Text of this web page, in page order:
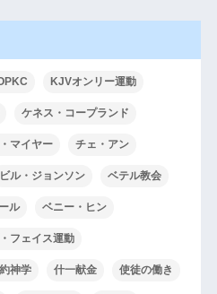
KJVオンリー運動
ケネス・コープランド
マイヤー チェ・アン
ビル・ジョンソン ベテル教会
ル ベニー・ヒン
フェイス運動
神学 什一献金 使徒の働き